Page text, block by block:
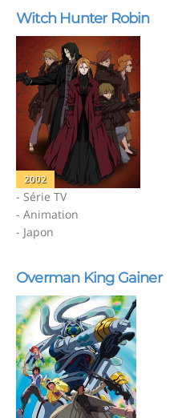
Witch Hunter Robin
2002
- Série TV
- Animation
- Japon
Overman King Gainer